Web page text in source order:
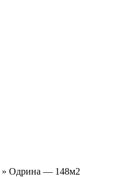
» Одрина — 148м2